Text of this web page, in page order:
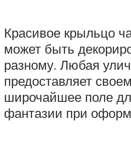
Красивое крыльцо
может быть
разному. Любая
предоставляет
широчайшее поле
фантазии при